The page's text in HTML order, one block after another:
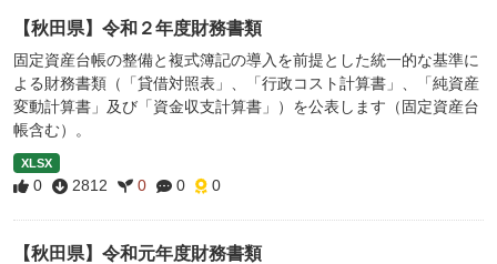
【秋田県】令和２年度財務書類
固定資産台帳の整備と複式簿記の導入を前提とした統一的な基準に
よる財務書類（「貸借対照表」、「行政コスト計算書」、「純資産
変動計算書」及び「資金収支計算書」）を公表します（固定資産台
帳含む）。
XLSX
0 2812 0 0 0
【秋田県】令和元年度財務書類